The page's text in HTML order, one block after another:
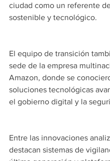
ciudad como un referente
sostenible y tecnológico.
El equipo de transición
sede de la empresa
Amazon, donde se
soluciones tecnológicas
el gobierno digital y la
Entre las innovaciones
destacan sistemas de